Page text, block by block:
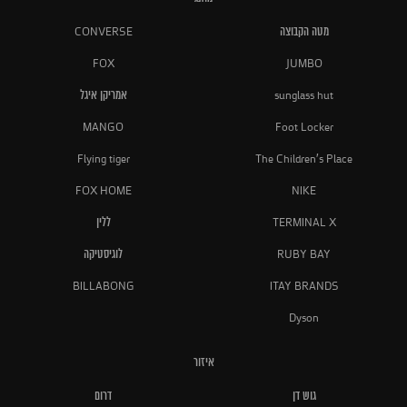
מטה הקבוצה CONVERSE
JUMBO
FOX
sunglass hut אמריקן איגל
Foot Locker
MANGO
The Children's Place
Flying tiger
NIKE
FOX HOME
TERMINAL X ללין
RUBY BAY לוגיסטיקה
ITAY BRANDS
BILLABONG
Dyson
איזור
גוש דן דרום